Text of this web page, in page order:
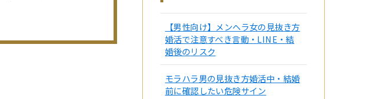
【男性向け】メンヘラ女の見抜き方
婚活で注意すべき言動・LINE・結
婚後のリスク
モラハラ男の見抜き方婚活中・結婚
前に確認したい危険サイン